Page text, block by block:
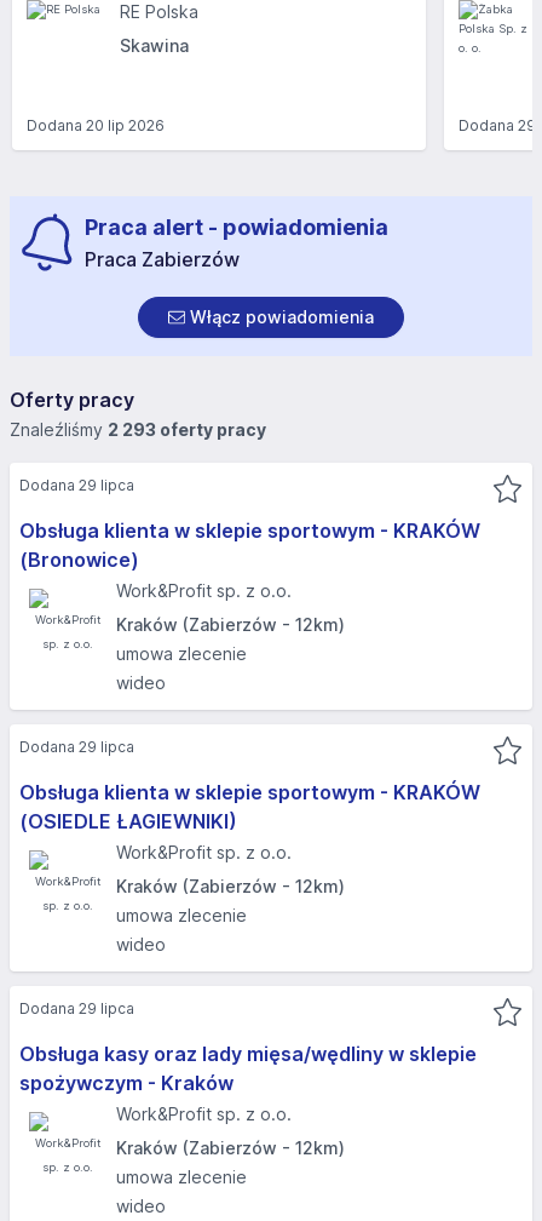
RE Polska
Skawina
Dodana 20 lip 2026 Dodana29
Praca alert - powiadomienia
Praca Zabierzów
Włącz powiadomienia
Oferty pracy
Znaleźliśmy 2 293 oferty pracy
Obsługa klienta w sklepie sportowym - KRAKÓW
(Bronowice)
Work&Profit sp. z o.o.
Kraków (Zabierzów - 12km)
umowa zlecenie
wideo
Dodana 29 lipca
Obsługa klienta w sklepie sportowym - KRAKÓW
(OSIEDLE ŁAGIEWNIKI)​
Work&Profit sp. z o.o.
Kraków (Zabierzów - 12km)
umowa zlecenie
wideo
Dodana 29 lipca
Obsługa kasy oraz lady mięsa/wędliny w sklepie
spożywczym - Kraków
Work&Profit sp. z o.o.
Kraków (Zabierzów - 12km)
umowa zlecenie
wideo
Dodana 29 lipca